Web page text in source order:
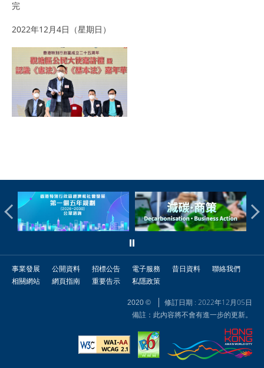
完
2022年12月4日（星期日）
事業發展 公開資料 招標公告 電子服務 昔日資料
聯絡我們
相關網站
網頁指南 重要告示 私隱政策
2020 ©
修訂日期 : 2022年12月05日
備註：此內容將不會有進一步的更新。